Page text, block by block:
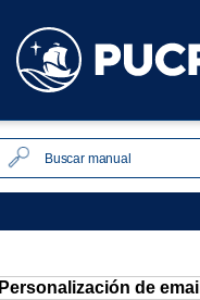
Personalización de email